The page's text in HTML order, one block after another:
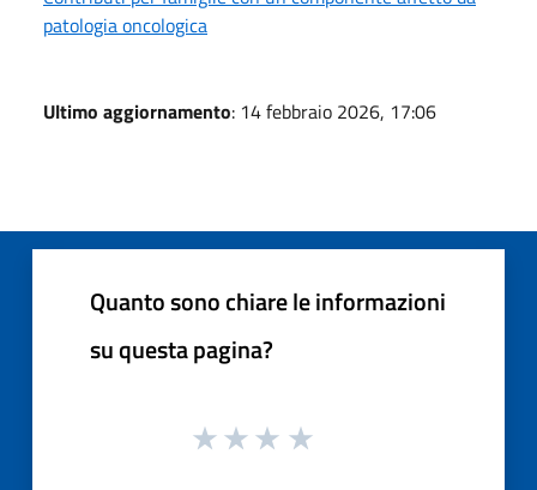
patologia oncologica
Ultimo aggiornamento: 14 febbraio 2026, 17:06
Quanto sono chiare le informazioni
su questa pagina?